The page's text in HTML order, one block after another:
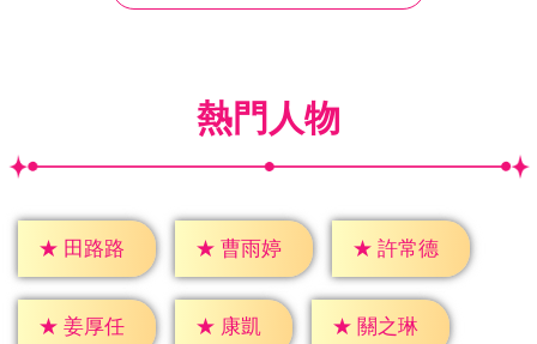
熱門人物
★ 田路路 ★ 曹雨婷 ★ 許常德
★ 姜厚任 ★ 康凱 ★ 關之琳